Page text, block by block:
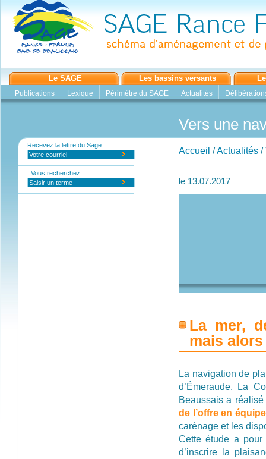
Le SAGE Les bassins versants
Publications
Lexique Périmètre du SAGE Actualités
Recevez la lettre du Sage
Vous recherchez
Accueil /Actualités /
Vers une
le 13.07.2017
La mer,
mais
La navigation de
d’Émeraude. La
Beaussais a
de l’offre en
carénage et les
Cette étude a pour
d’inscrire la